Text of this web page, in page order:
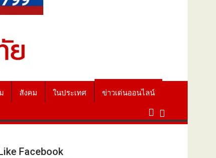
สังคม ในประเทศ ข่าวเด่นออนไลน์
Facebook